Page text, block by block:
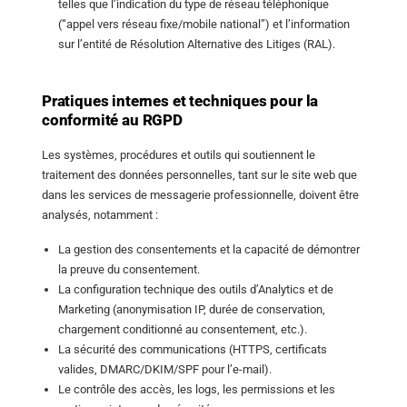
telles que l’indication du type de réseau téléphonique
(“appel vers réseau fixe/mobile national”) et l’information
sur l’entité de Résolution Alternative des Litiges (RAL).
Pratiques internes et techniques pour la
conformité au RGPD
Les systèmes, procédures et outils qui soutiennent le
traitement des données personnelles, tant sur le site web que
dans les services de messagerie professionnelle, doivent être
analysés, notamment :
La gestion des consentements et la capacité de démontrer
la preuve du consentement.
La configuration technique des outils d’Analytics et de
Marketing (anonymisation IP, durée de conservation,
chargement conditionné au consentement, etc.).
La sécurité des communications (HTTPS, certificats
valides, DMARC/DKIM/SPF pour l’e-mail).
Le contrôle des accès, les logs, les permissions et les